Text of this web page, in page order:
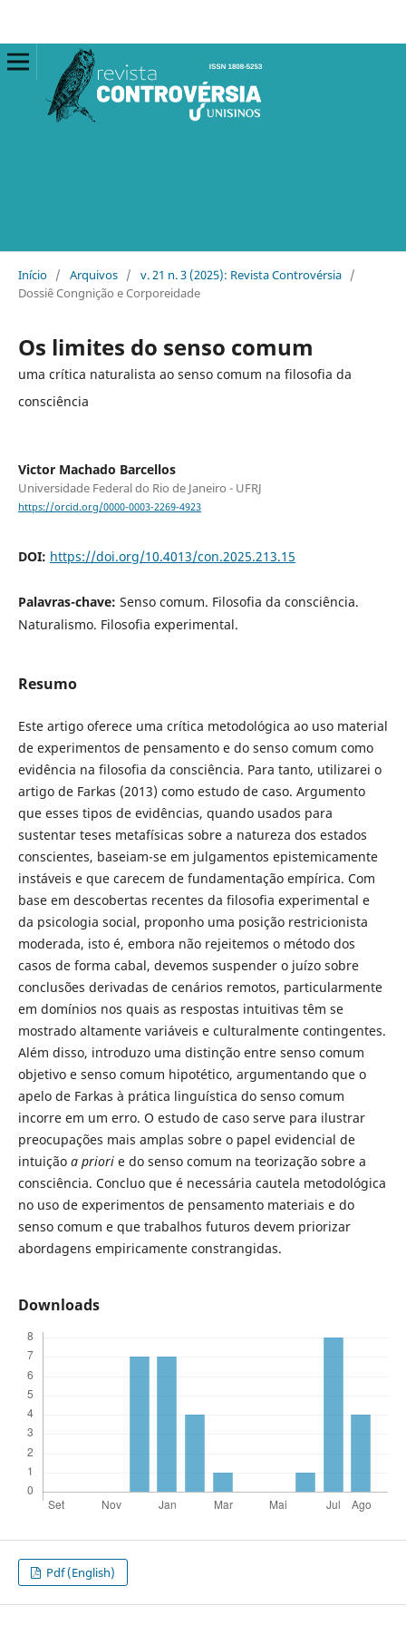
Início / Arquivos / v. 21 n. 3 (2025): Revista Controvérsia /
Dossiê Congnição e Corporeidade
Os limites do senso comum
uma crítica naturalista ao senso comum na filosofia da
consciência
Victor Machado Barcellos
Universidade Federal do Rio de Janeiro - UFRJ
https://orcid.org/0000-0003-2269-4923
DOI: https://doi.org/10.4013/con.2025.213.15
Palavras-chave: Senso comum. Filosofia da consciência.
Naturalismo. Filosofia experimental.
Resumo
Este artigo oferece uma crítica metodológica ao uso material
de experimentos de pensamento e do senso comum como
evidência na filosofia da consciência. Para tanto, utilizarei o
artigo de Farkas (2013) como estudo de caso. Argumento
que esses tipos de evidências, quando usados para
sustentar teses metafísicas sobre a natureza dos estados
conscientes, baseiam-se em julgamentos epistemicamente
instáveis e que carecem de fundamentação empírica. Com
base em descobertas recentes da filosofia experimental e
da psicologia social, proponho uma posição restricionista
moderada, isto é, embora não rejeitemos o método dos
casos de forma cabal, devemos suspender o juízo sobre
conclusões derivadas de cenários remotos, particularmente
em domínios nos quais as respostas intuitivas têm se
mostrado altamente variáveis e culturalmente contingentes.
Além disso, introduzo uma distinção entre senso comum
objetivo e senso comum hipotético, argumentando que o
apelo de Farkas à prática linguística do senso comum
incorre em um erro. O estudo de caso serve para ilustrar
preocupações mais amplas sobre o papel evidencial de
intuição a priorie do senso comum na teorização sobre a
consciência. Concluo que é necessária cautela metodológica
no uso de experimentos de pensamento materiais e do
senso comum e que trabalhos futuros devem priorizar
abordagens empiricamente constrangidas.
Downloads
Pdf (English)